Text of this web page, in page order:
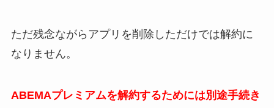
ただ残念ながらアプリを削除しただけでは解約に
なりません。
ABEMAプレミアムを解約するためには別途手続き